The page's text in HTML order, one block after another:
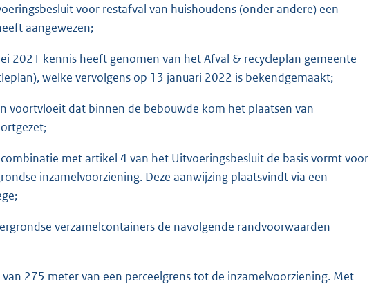
voor restafval van huishoudens (onder andere) een
aangewezen;
2021 kennis heeft genomen van het Afval & recycleplan gemeente
welke vervolgens op 13 januari 2022 is bekendgemaakt;
voortvloeit dat binnen de bebouwde kom het plaatsen van
met artikel 4 van het Uitvoeringsbesluit de basis vormt voor
inzamelvoorziening. Deze aanwijzing plaatsvindt via een
verzamelcontainers de navolgende randvoorwaarden
275 meter van een perceelgrens tot de inzamelvoorziening. Met